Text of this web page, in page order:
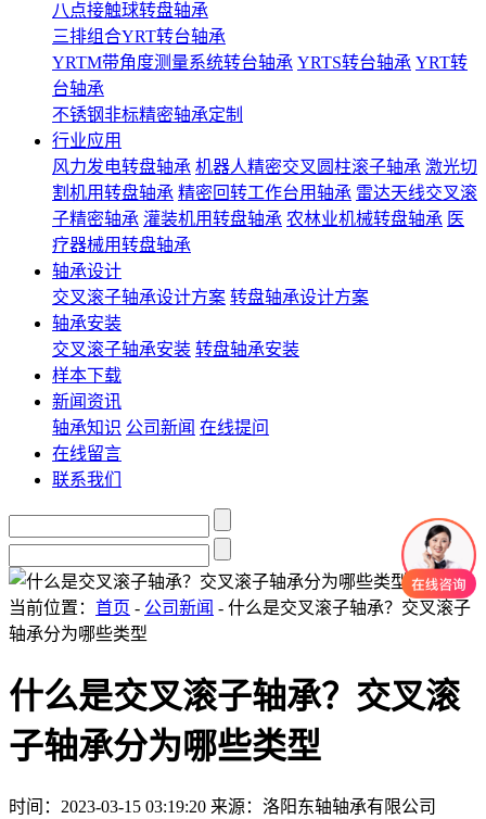
八点接触球转盘轴承
三排组合YRT转台轴承
YRTM带角度测量系统转台轴承 YRTS转台轴承 YRT转
台轴承
不锈钢非标精密轴承定制
行业应用
风力发电转盘轴承 机器人精密交叉圆柱滚子轴承 激光切
割机用转盘轴承 精密回转工作台用轴承 雷达天线交叉滚
子精密轴承 灌装机用转盘轴承 农林业机械转盘轴承 医
疗器械用转盘轴承
轴承设计
交叉滚子轴承设计方案 转盘轴承设计方案
轴承安装
交叉滚子轴承安装 转盘轴承安装
样本下载
新闻资讯
轴承知识 公司新闻 在线提问
在线留言
联系我们
当前位置： 首页 - 公司新闻 - 什么是交叉滚子轴承？交叉滚子
轴承分为哪些类型
什么是交叉滚子轴承？交叉滚
子轴承分为哪些类型
时间：2023-03-15 03:19:20 来源：洛阳东轴轴承有限公司